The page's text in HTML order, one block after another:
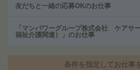
友だちと一緒の応募OKのお仕事
「マンパワーグループ株式会社 ケア
福祉介護関連）」のお仕事
条件を指定してお仕事